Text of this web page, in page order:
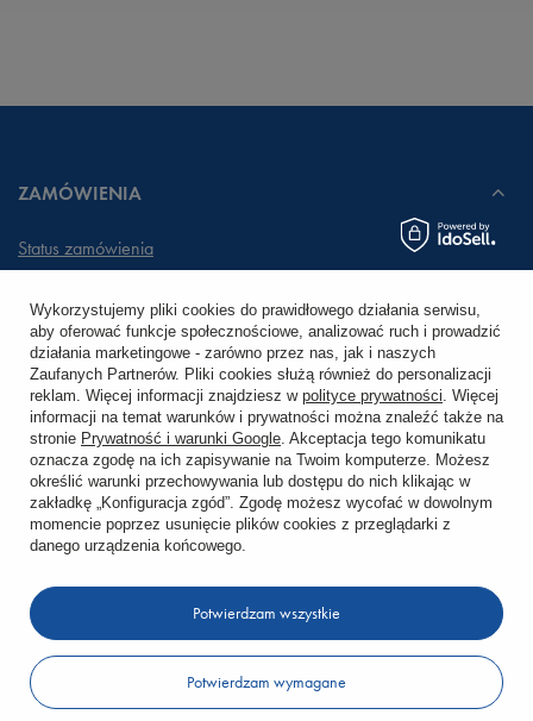
ZAMÓWIENIA
Status zamówienia
Chcę zareklamować produkt
Chcę zwrócić produkt
Chcę wymienić towar
KONTO
KONTAKT
Wykorzystujemy pliki cookies do prawidłowego działania serwisu,
aby oferować funkcje społecznościowe, analizować ruch i prowadzić
działania marketingowe - zarówno przez nas, jak i naszych
Zaufanych Partnerów. Pliki cookies służą również do personalizacji
reklam. Więcej informacji znajdziesz w polityce prywatności. Więcej
informacji na temat warunków i prywatności można znaleźć także na
stronie Prywatność i warunki Google. Akceptacja tego komunikatu
oznacza zgodę na ich zapisywanie na Twoim komputerze. Możesz
określić warunki przechowywania lub dostępu do nich klikając w
zakładkę „Konfiguracja zgód”. Zgodę możesz wycofać w dowolnym
momencie poprzez usunięcie plików cookies z przeglądarki z
danego urządzenia końcowego.
Potwierdzam wymagane
Potwierdzam wszystkie